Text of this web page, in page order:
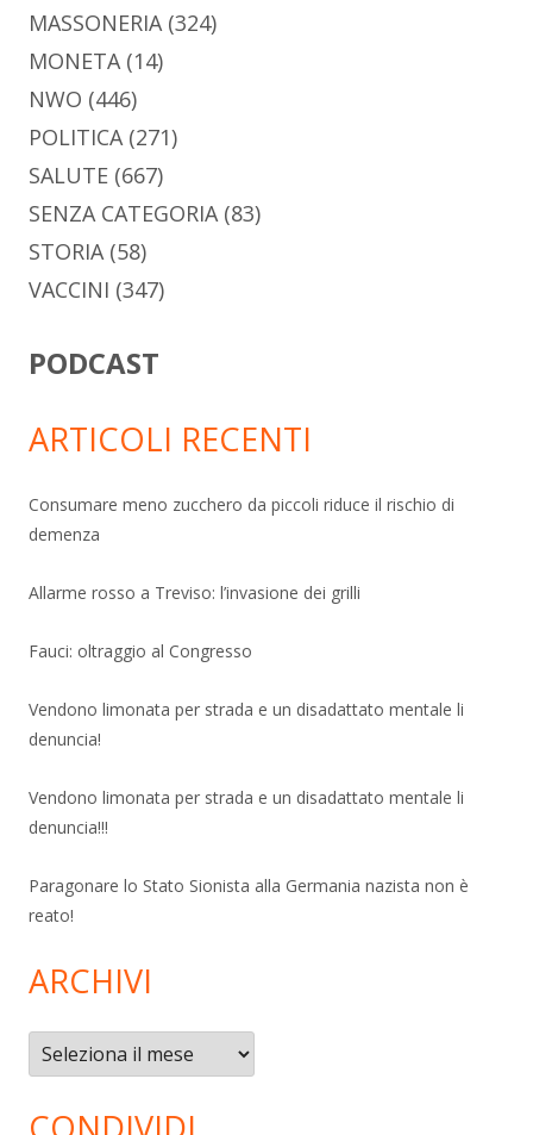
MASSONERIA (324)
MONETA (14)
NWO (446)
POLITICA (271)
SALUTE (667)
SENZA CATEGORIA (83)
STORIA (58)
VACCINI (347)
PODCAST
ARTICOLI RECENTI
Consumare meno zucchero da piccoli riduce il rischio di
demenza
Allarme rosso a Treviso: l’invasione dei grilli
Fauci: oltraggio al Congresso
Vendono limonata per strada e un disadattato mentale li
denuncia!
Vendono limonata per strada e un disadattato mentale li
denuncia!!!
Paragonare lo Stato Sionista alla Germania nazista non è
reato!
ARCHIVI
Archivi